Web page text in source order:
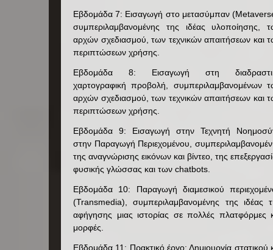
Εβδομάδα 7: Εισαγωγή στο μετασύμπαν
συμπεριλαμβανομένης της ιδέας υλοποίησης,
αρχών σχεδιασμού, των τεχνικών απαιτήσεων και
περιπτώσεων χρήσης.
Εβδομάδα 8: Εισαγωγή στη
χαρτογραφική προβολή, συμπεριλαμβανομένων
αρχών σχεδιασμού, των τεχνικών απαιτήσεων και
περιπτώσεων χρήσης.
Εβδομάδα 9: Εισαγωγή στην Τεχνητή
στην Παραγωγή Περιεχομένου,
της αναγνώρισης εικόνων και βίντεο, της
φυσικής γλώσσας και των chatbots.
Εβδομάδα 10: Παραγωγή διαμεσικού
(Transmedia), συμπεριλαμβανομένης της ιδέας
αφήγησης μιας ιστορίας σε πολλές πλατφόρμες
μορφές.
Εβδομάδα 11: Πρακτικό έργο: Δημιουργία στατικού